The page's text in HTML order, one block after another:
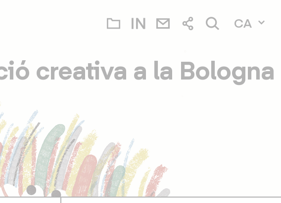
CA
creativa a la Bologna